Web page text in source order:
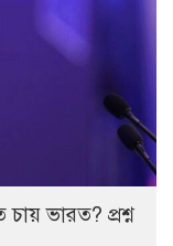
ভারত? প্রশ্ন